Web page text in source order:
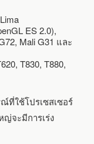
ES 2.0),
Mali G31 และ
T830, T880,
ที่ใช้โปรเซสเซอร์
ญ่จะมีการเร่ง